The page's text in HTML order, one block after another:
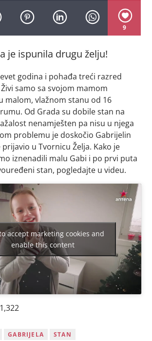
9
je ispunila drugu želju!
godina i pohađa treći razred
samo sa svojom mamom
malom, vlažnom stanu od 16
Od Grada su dobile stan na
nenamješten pa nisu u njega
problemu je doskočio Gabrijelin
u Tvornicu Želja. Kako je
iznenadili malu Gabi i po prvi puta
stan, pogledajte u videu.
accept marketing cookies and
enable this content
1,322
GABRIJELA
STAN